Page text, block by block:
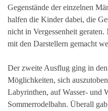
Gegenstände der einzelnen
halfen die Kinder dabei, die
nicht in Vergessenheit
mit den Darstellern gemacht
Der zweite Ausflug ging in
Möglichkeiten, sich
Labyrinthen, auf Wasser- und
Sommerrodelbahn. Überall